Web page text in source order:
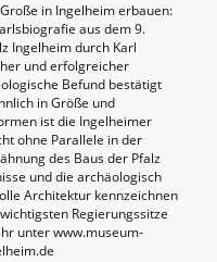
in Ingelheim erbauen:
aus dem 9.
Ingelheim durch Karl
und erfolgreicher
Befund bestätigt
in Größe und
ist die Ingelheimer
ohne Parallele in der
des Baus der Pfalz
und die archäologisch
Architektur kennzeichnen
Regierungssitze
unter www.museum-